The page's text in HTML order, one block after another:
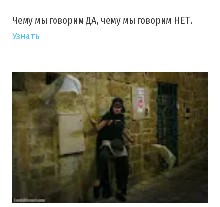
Чему мы говорим ДА, чему мы говорим НЕТ.
Узнать